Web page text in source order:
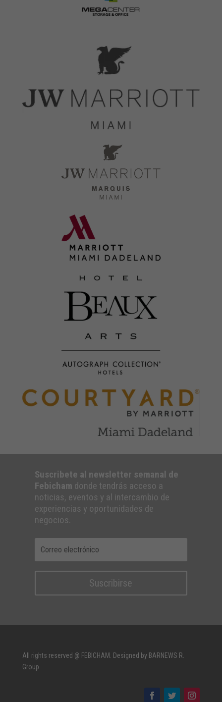
Suscribete al newsletter semanal de
Febicham donde tendrás acceso a
noticias, eventos y al intercambio de
experiencias y oportunidades de
negocios.
Suscribirse
All rights reserved @ FEBICHAM. Designed by BARNEWS R.
Group